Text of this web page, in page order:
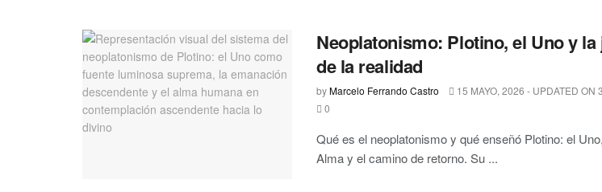
Neoplatonismo: Plotino, el Uno y
de la realidad
byMarcelo Ferrando Castro
15 MAYO, 2026 - UPDATED ON
0
Qué es el neoplatonismo y qué enseñó Plotino: el
Alma y el camino de retorno. Su ...